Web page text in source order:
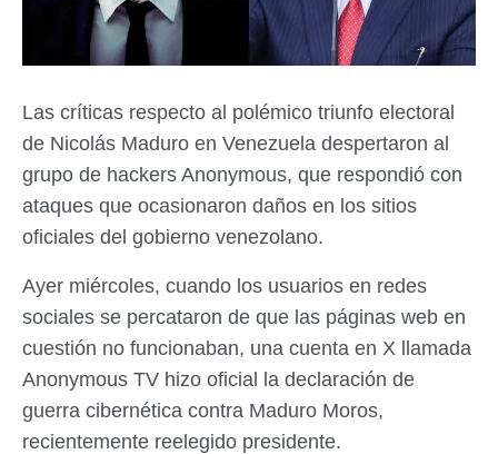
Las críticas respecto al polémico triunfo electoral
de Nicolás Maduro en Venezuela despertaron al
grupo de hackers Anonymous, que respondió con
ataques que ocasionaron daños en los sitios
oficiales del gobierno venezolano.
Ayer miércoles, cuando los usuarios en redes
sociales se percataron de que las páginas web en
cuestión no funcionaban, una cuenta en X llamada
Anonymous TV hizo oficial la declaración de
guerra cibernética contra Maduro Moros,
recientemente reelegido presidente.